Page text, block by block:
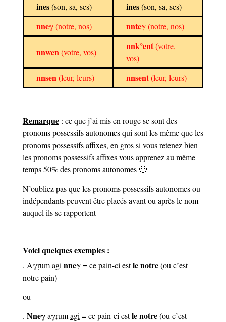
ines(son, sa, ses) ines(son, sa, ses)
nneγ(notre, nos) nnteγ(notre, nos)
nnwen (votre, vos)
nnk°ent(votre,
vos)
nnsen (leur, leurs) nnsent(leur, leurs)
Remarque: ce que j’ai mis en rouge se sont des
pronoms possessifs autonomes qui sont les même que les
pronoms possessifs affixes, en gros si vous retenez bien
les pronoms possessifs affixes vous apprenez au même
temps 50% des pronoms autonomes 🙂
N’oubliez pas que les pronoms possessifs autonomes ou
indépendants peuvent être placés avant ou après le nom
auquel ils se rapportent
Voici quelques exemples:
. Aγṛumagi nneγ= ce pain-ci estle notre(ou c’est
notre pain)
ou
. Nneγaγṛumagi = ce pain-ci estle notre(ou c’est